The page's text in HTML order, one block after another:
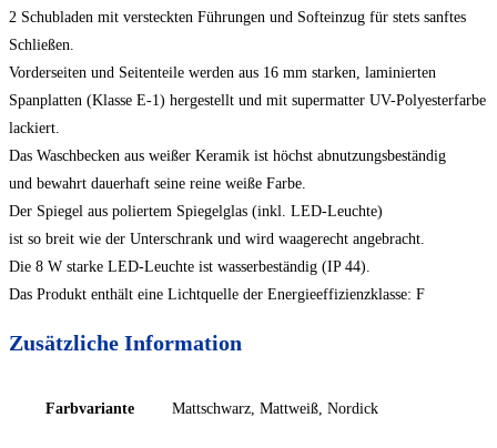
2 Schubladen mit versteckten Führungen und Softeinzug für stets sanftes
Schließen.
Vorderseiten und Seitenteile werden aus 16 mm starken, laminierten
Spanplatten (Klasse E-1) hergestellt und mit supermatter UV-Polyesterfarbe
lackiert.
Das Waschbecken aus weißer Keramik ist höchst abnutzungsbeständig
und bewahrt dauerhaft seine reine weiße Farbe.
Der Spiegel aus poliertem Spiegelglas (inkl. LED-Leuchte)
ist so breit wie der Unterschrank und wird waagerecht angebracht.
Die 8 W starke LED-Leuchte ist wasserbeständig (IP 44).
Das Produkt enthält eine Lichtquelle der Energieeffizienzklasse: F
Zusätzliche Information
Farbvariante Mattschwarz, Mattweiß, Nordick